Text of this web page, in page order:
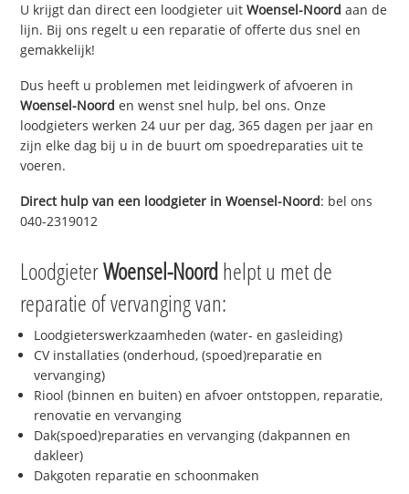
U krijgt dan direct een loodgieter uitWoensel-Noord aan de
lijn. Bij ons regelt u een reparatie of offerte dus snel en
gemakkelijk!
Dus heeft u problemen met leidingwerk of afvoeren in
Woensel-Noord en wenst snel hulp, bel ons. Onze
loodgieters werken 24 uur per dag, 365 dagen per jaar en
zijn elke dag bij u in de buurt om spoedreparaties uit te
voeren.
Direct hulp van een loodgieter inWoensel-Noord: bel ons
040-2319012
LoodgieterWoensel-Noordhelpt u met de
reparatie of vervanging van:
Loodgieterswerkzaamheden (water- en gasleiding)
CV installaties (onderhoud, (spoed)reparatie en
vervanging)
Riool (binnen en buiten) en afvoer ontstoppen, reparatie,
renovatie en vervanging
Dak(spoed)reparaties en vervanging (dakpannen en
dakleer)
Dakgoten reparatie en schoonmaken